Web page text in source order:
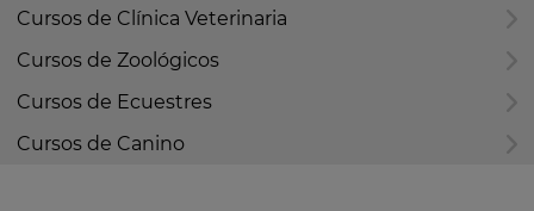
Cursos de Clínica Veterinaria
Cursos de Zoológicos
Cursos de Ecuestres
Cursos de Canino